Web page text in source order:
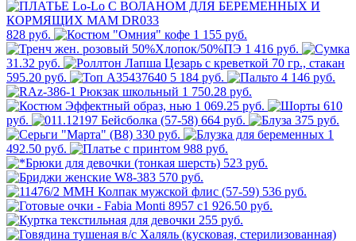
828 руб.
1 155 руб.
1 416 руб.
31.32 руб.
595.20 руб.
5 184 руб.
4 146 руб.
1 750.28 руб.
1 069.25 руб.
610
руб.
664 руб.
375 руб.
330 руб.
1
492.50 руб.
988 руб.
523 руб.
570 руб.
536 руб.
926.50 руб.
255 руб.